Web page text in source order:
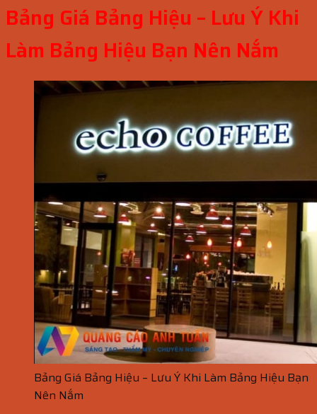
Bảng Giá Bảng Hiệu – Lưu Ý Khi
Làm Bảng Hiệu Bạn Nên Nắm
Bảng Giá Bảng Hiệu – Lưu Ý Khi Làm Bảng Hiệu Bạn
Nên Nắm